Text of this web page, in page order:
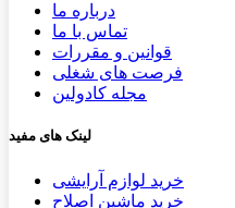
درباره ما
تماس با ما
قوانین و مقررات
فرصت های شغلی
مجله کادولین
لینک های مفید
خرید لوازم آرایشی
خرید ماشین اصلاح